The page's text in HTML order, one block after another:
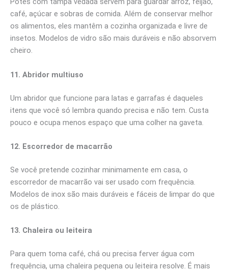
café, açúcar e sobras de comida. Além de conservar melhor
os alimentos, eles mantêm a cozinha organizada e livre de
insetos. Modelos de vidro são mais duráveis e não absorvem
cheiro.
11. Abridor multiuso
Um abridor que funcione para latas e garrafas é daqueles
itens que você só lembra quando precisa e não tem. Custa
pouco e ocupa menos espaço que uma colher na gaveta.
12. Escorredor de macarrão
Se você pretende cozinhar minimamente em casa, o
escorredor de macarrão vai ser usado com frequência.
Modelos de inox são mais duráveis e fáceis de limpar do que
os de plástico.
13. Chaleira ou leiteira
Para quem toma café, chá ou precisa ferver água com
frequência, uma chaleira pequena ou leiteira resolve. É mais